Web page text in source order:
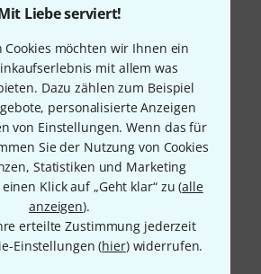
Liebe serviert!
Cookies möchten wir Ihnen ein
mit allem was
Dazu zählen zum Beispiel
personalisierte Anzeigen
von Einstellungen. Wenn das für
Sie der Nutzung von Cookies
Statistiken und Marketing
Klick auf „Geht klar“ zu (alle
anzeigen).
erteilte Zustimmung jederzeit
Einstellungen (hier) widerrufen.
11.12.2019
um unsere 2xS16 mit unserem X32
wir hatten noch keinerlei
Deswegen sind wir in
mit diesem Kabel. Allerdings
Nachteile.
Geschmack etwas zu klein für
das es schnell passiert, dass das